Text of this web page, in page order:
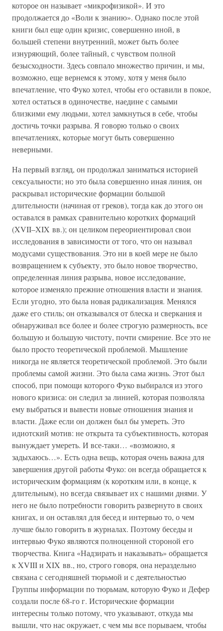
которое он называет «микрофизикой». И это
продолжается до «Воли к знанию». Однако после этой
книги был еще один кризис, совершенно иной, в
большей степени внутренний, может быть более
изнуряющий, более тайный, с чувством полной
безысходности. Здесь совпало множество причин, и мы,
возможно, еще вернемся к этому, хотя у меня было
впечатление, что Фуко хотел, чтобы его оставили в покое,
хотел остаться в одиночестве, наедине с самыми
близкими ему людьми, хотел замкнуться в себе, чтобы
достичь точки разрыва. Я говорю только о своих
впечатлениях, которые могут быть совершенно
неверными.
На первый взгляд, он продолжал заниматься историей
сексуальности; но это была совершенно иная линия, он
раскрывал исторические формации большой
длительности (начиная от греков), тогда как до этого он
оставался в рамках сравнительно коротких формаций
(XVII–XIX вв.); он целиком переориентировал свои
исследования в зависимости от того, что он называл
модусами существования. Это ни в коей мере не было
возвращением к субъекту, это было новое творчество,
определенная линия разрыва, новое исследование,
которое изменяло прежние отношения власти и знания.
Если угодно, это была новая радикализация. Менялся
даже его стиль; он отказывался от блеска и сверкания и
обнаруживал все более и более строгую размерность, все
большую и большую чистоту, почти смирение. Все это не
было просто теоретической проблемой. Мышление
никогда не является теоретической проблемой. Это были
проблемы самой жизни. Это была сама жизнь. Этот был
способ, при помощи которого Фуко выбирался из этого
нового кризиса: он следил за линией, которая позволяла
ему выбраться и вывести новые отношения знания и
власти. Даже если он должен был бы умереть. Это
идиотский мотив: не открыта та субъективность, которая
вынуждает умереть. И все-таки… «возможно, я
задыхаюсь…». Есть одна вещь, которая очень важна для
завершения другой работы Фуко: он всегда обращается к
историческим формациям (к коротким или, в конце, к
длительным), но всегда связывает их с нашими днями. У
него не было потребности говорить развернуто в своих
книгах, и он оставлял для бесед и интервью то, о чем
лучше было говорить в журналах. Поэтому беседы и
интервью Фуко являются полноценной стороной его
творчества. Книга «Надзирать и наказывать» обращается
к XVIII и XIX вв., но, строго говоря, она нераздельно
связана с сегодняшней тюрьмой и с деятельностью
Группы информации по тюрьмам, которую Фуко и Дефер
создали после 68-го г. Исторические формации
интересны только потому, что указывают, откуда мы
вышли, что нас окружает, с чем мы все порываем, чтобы